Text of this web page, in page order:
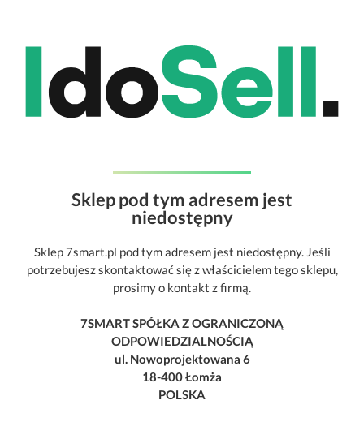
Sklep pod tym adresem jest
niedostępny
Sklep 7smart.pl pod tym adresem jest niedostępny. Jeśli
potrzebujesz skontaktować się z właścicielem tego sklepu,
prosimy o kontakt z firmą.
7SMART SPÓŁKA Z OGRANICZONĄ
ODPOWIEDZIALNOŚCIĄ
ul. Nowoprojektowana 6
18-400 Łomża
POLSKA